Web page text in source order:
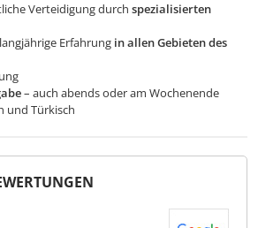
Verteidigung durch spezialisierten
Erfahrung in allen Gebieten des
– auch abends oder am Wochenende
und Türkisch